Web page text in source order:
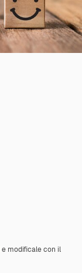
e modificale con il